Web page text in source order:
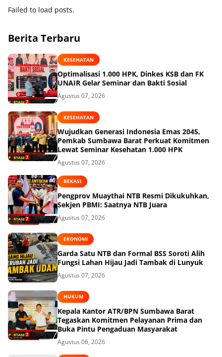
Failed to load posts.
Berita Terbaru
KESEHATAN
Optimalisasi 1.000 HPK, Dinkes KSB dan FK
UNAIR Gelar Seminar dan Bakti Sosial
Agustus 07, 2026
KESEHATAN
Wujudkan Generasi Indonesia Emas 2045,
Pemkab Sumbawa Barat Perkuat Komitmen
Lewat Seminar Kesehatan 1.000 HPK
Agustus 07, 2026
BEKASI
Pengprov Muaythai NTB Resmi Dikukuhkan,
Sekjen PBMI: Saatnya NTB Juara
Agustus 07, 2026
EKONOMI
Garda Satu NTB dan Formal BSS Soroti Alih
Fungsi Lahan Hijau Jadi Tambak di Lunyuk
Agustus 07, 2026
HUKUM
Kepala Kantor ATR/BPN Sumbawa Barat
Tegaskan Komitmen Pelayanan Prima dan
Buka Pintu Pengaduan Masyarakat
Agustus 06, 2026